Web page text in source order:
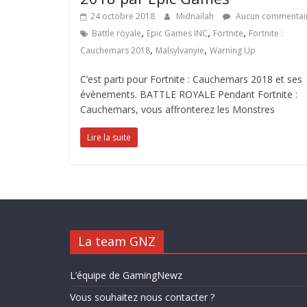
24 octobre 2018 Midnailah
Aucun
Battle royale, Epic Games INC, Fortnite, Fortnite :
Cauchemars 2018, Malsylvanyie, Warning Up
C’est parti pour Fortnite : Cauchemars 2018 et ses
évènements. BATTLE ROYALE Pendant Fortnite :
Cauchemars, vous affronterez les Monstres
Lire la suite
La team GNZ
L’équipe de GamingNewz
Vous souhaitez nous contacter ?